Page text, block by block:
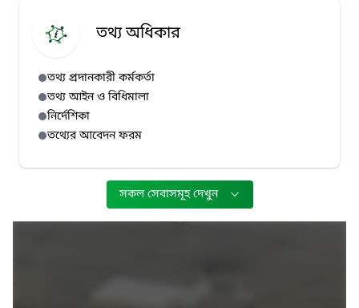
তথ্য অধিকার
তথ্য প্রদানকারী কর্মকর্তা
তথ্য আইন ও বিধিমালা
নির্দেশিকা
তথ্যের আবেদন ফরম
সকল সেবাসমূহ দেখুন